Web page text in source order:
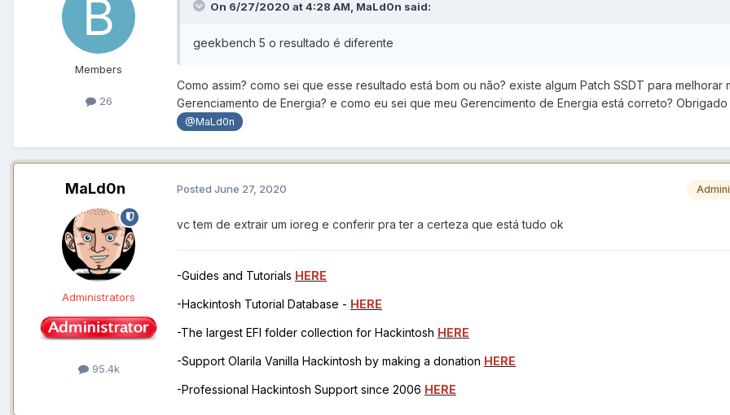
Members
26
On 6/27/2020 at 4:28 AM, MaLd0n said:
geekbench 5 o resultado é diferente
Como assim? como sei que esse resultado está bom ou não? existe algum Patch SSDT para melhorar
Gerenciamento de Energia? e como eu sei que meu Gerencimento de Energia está correto?
@MaLd0n
MaLd0n
Administrators
95.4k
Posted June 27, 2020
vc tem de extrair um ioreg e conferir pra ter a certeza que está tudo ok
-Guides and Tutorials HERE
-Hackintosh Tutorial Database - HERE
-The largest EFI folder collection for Hackintosh HERE
-Support Olarila Vanilla Hackintosh by making a donation HERE
-Professional Hackintosh Support since 2006 HERE